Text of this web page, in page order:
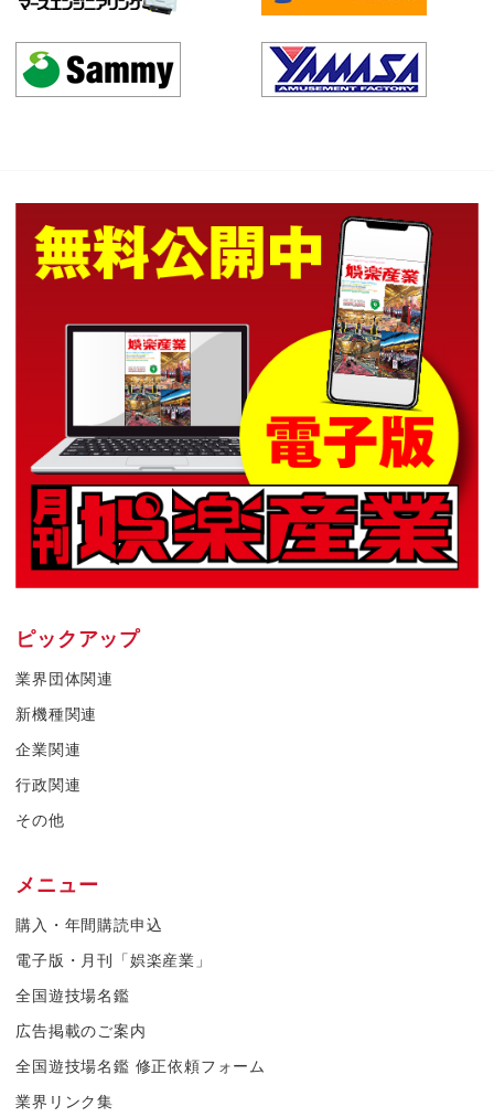
ピックアップ
業界団体関連
新機種関連
企業関連
行政関連
その他
メニュー
購入・年間購読申込
電子版・月刊「娯楽産業」
全国遊技場名鑑
広告掲載のご案内
全国遊技場名鑑 修正依頼フォーム
業界リンク集